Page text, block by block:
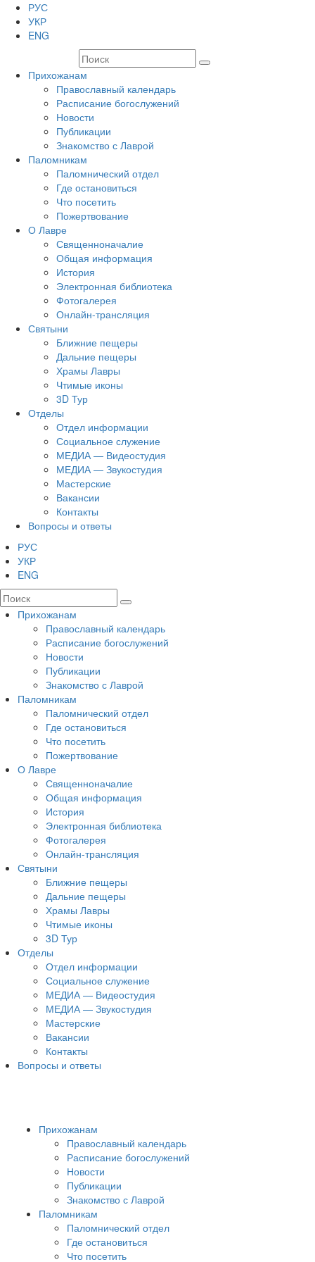
РУС
УКР
ENG
Прихожанам
Православный календарь
Расписание богослужений
Новости
Публикации
Знакомство с Лаврой
Паломникам
Паломнический отдел
Где остановиться
Что посетить
Пожертвование
О Лавре
Священноначалие
Общая информация
История
Электронная библиотека
Фотогалерея
Онлайн-трансляция
Святыни
Ближние пещеры
Дальние пещеры
Храмы Лавры
Чтимые иконы
3D Тур
Отделы
Отдел информации
Социальное служение
МЕДИА — Видеостудия
МЕДИА — Звукостудия
Мастерские
Вакансии
Контакты
Вопросы и ответы
РУС
УКР
ENG
Прихожанам
Православный календарь
Расписание богослужений
Новости
Публикации
Знакомство с Лаврой
Паломникам
Паломнический отдел
Где остановиться
Что посетить
Пожертвование
О Лавре
Священноначалие
Общая информация
История
Электронная библиотека
Фотогалерея
Онлайн-трансляция
Святыни
Ближние пещеры
Дальние пещеры
Храмы Лавры
Чтимые иконы
3D Тур
Отделы
Отдел информации
Социальное служение
МЕДИА — Видеостудия
МЕДИА — Звукостудия
Мастерские
Вакансии
Контакты
Вопросы и ответы
Прихожанам
Православный календарь
Расписание богослужений
Новости
Публикации
Знакомство с Лаврой
Паломникам
Паломнический отдел
Где остановиться
Что посетить